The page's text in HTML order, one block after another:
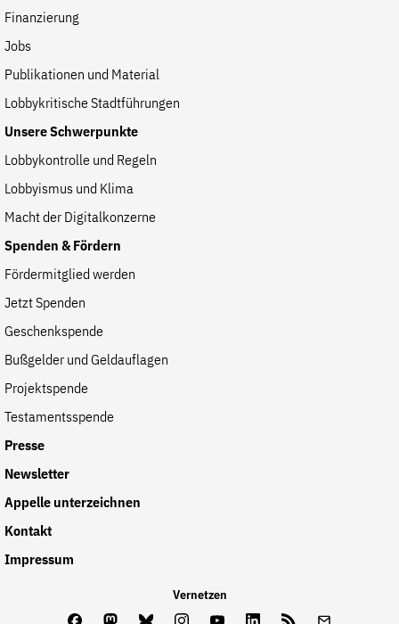
Finanzierung
Jobs
Publikationen und Material
Lobbykritische Stadtführungen
Unsere Schwerpunkte
Lobbykontrolle und Regeln
Lobbyismus und Klima
Macht der Digitalkonzerne
Spenden & Fördern
Fördermitglied werden
Jetzt Spenden
Geschenkspende
Bußgelder und Geldauflagen
Projektspende
Testamentsspende
Presse
Newsletter
Appelle unterzeichnen
Kontakt
Impressum
Vernetzen